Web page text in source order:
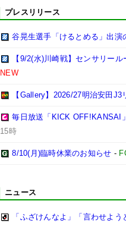
プレスリリース
谷晃生選手「けるとめる」出演
【9/2(水)川崎戦】センサリー
NEW
【Gallery】2026/27明治安田
毎日放送「KICK OFF!KANSAI
15時
8/10(月)臨時休業のお知らせ -
ニュース
「ふざけんなよ」「言わせよ